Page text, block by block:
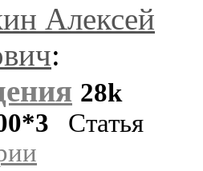
Алексей
:
28k
Статья